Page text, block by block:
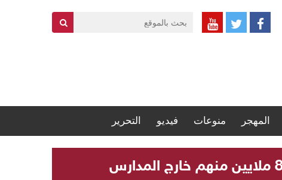
المهجر منوعات فيديو التحرير